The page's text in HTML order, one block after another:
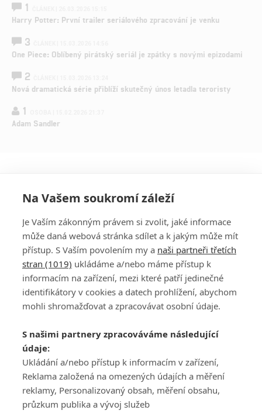
1
Harry Potter: První trailer seriálového zpracování je venku
3
One Piece: Oblíbený pirátský seriál je zpátky s novými epizodami
2
Nová dramatická série přiblíží skutečný únos letadla teroristy
1
Adam Sandler
PŘIHLÁSIT
REGISTROVAT
DISKUZE
Šéfredaktorkou webu jePetr Slavík, e-mailserialy@fandimefilmu.cz
Máte-li zájem o inzerci na našem webu napište nám na e-mail
studio@koncal.com
Ochrana osobních údajů|Zásady používání cookies |Pravidla webu
Upravit nastavení soukromí
Na Vašem soukromí záleží
Je Vaším zákonným právem si zvolit, jaké informace
může daná webová stránka sdílet a k jakým může mít
přístup. S Vaším povolením my a naši partneři třetích
stran (1019) ukládáme a/nebo máme přístup k
informacím na zařízení, mezi které patří jedinečné
identifikátory v cookies a datech prohlížení, abychom
mohli shromažďovat a zpracovávat osobní údaje.
S našimi partnery zpracováváme následující
údaje:
Ukládání a/nebo přístup k informacím v zařízení,
Reklama založená na omezených údajích a měření
reklamy, Personalizovaný obsah, měření obsahu,
průzkum publika a vývoj služeb